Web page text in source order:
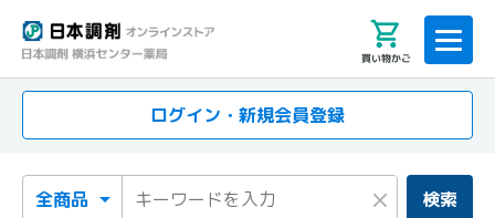
買い物かご
ログイン・新規会員登録
検索カテゴリ
検索キーワード × 検索